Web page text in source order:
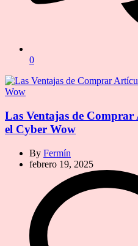
0
Las Ventajas de Comprar
el Cyber Wow
By Fermín
febrero 19, 2025